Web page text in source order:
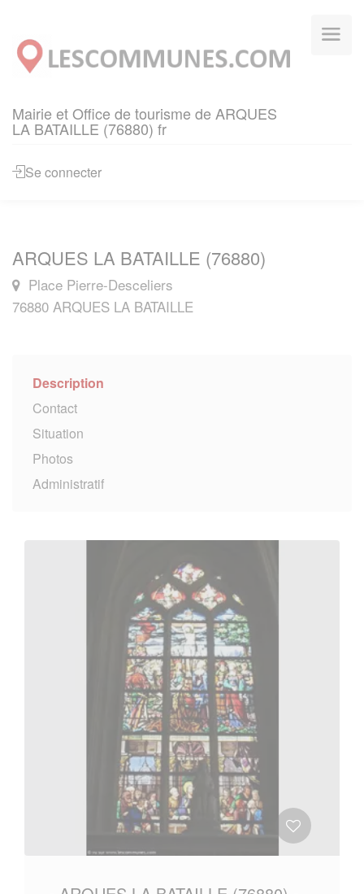
Mairie et Office de tourisme de ARQUES
LA BATAILLE (76880) fr
Se connecter
ARQUES LA BATAILLE (76880)
Place Pierre-Desceliers
76880 ARQUES LA BATAILLE
Description
Contact
Situation
Photos
Administratif